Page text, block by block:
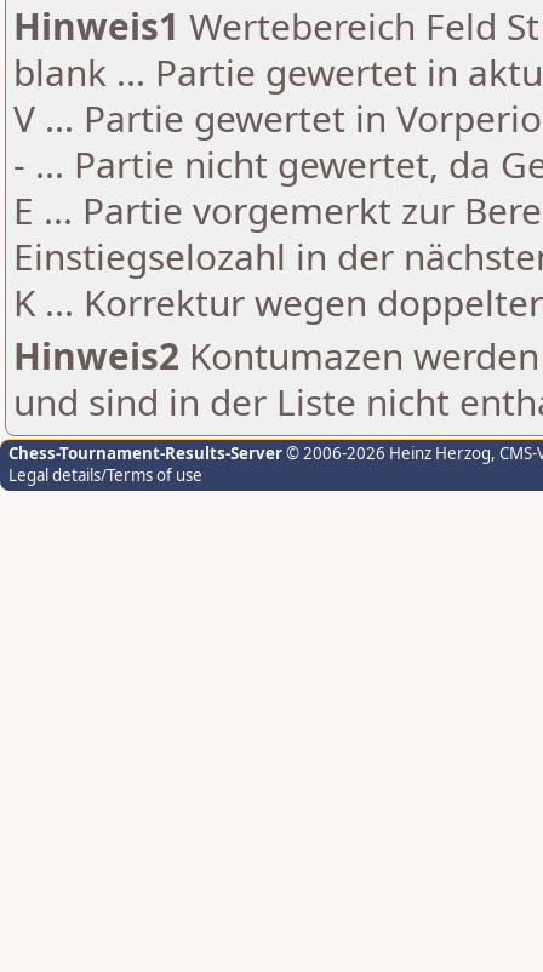
Hinweis1 Wertebereich Feld
blank ... Partie gewertet in
V ... Partie gewertet in
- ... Partie nicht gewertet, da
E ... Partie vorgemerkt zur
Einstiegselozahl in der
K ... Korrektur wegen
Hinweis2 Kontumazen
und sind in der Liste nicht
Chess-Tournament-Results-Server© 2006-2026 Heinz Herzog,
Legal details/Terms of use